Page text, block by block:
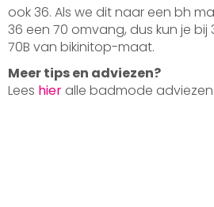
ook 36. Als we dit naar een bh
36 een 70 omvang, dus kun je
70B van bikinitop-maat.
Meer tips en adviezen?
Lees hier alle badmode